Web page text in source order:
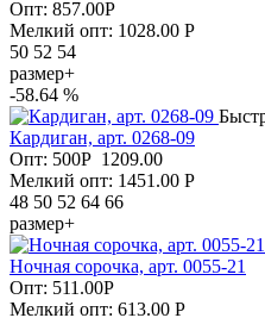
Опт: 857.00Р
Мелкий опт: 1028.00 Р
50 52 54
размер+
-58.64 %
Кардиган, арт. 0268-09
Опт: 500Р 1209.00
Мелкий опт: 1451.00 Р
48 50 52 64 66
размер+
Ночная сорочка, арт. 0055-21
Опт: 511.00Р
Мелкий опт: 613.00 Р